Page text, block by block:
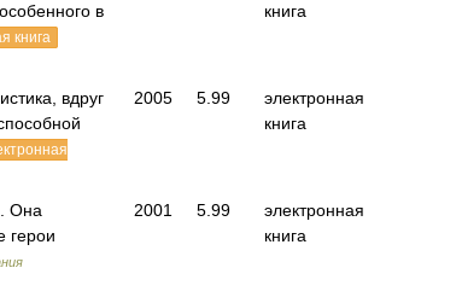
в
книга
книга
вдруг
2005 5.99
электронная
книга
Она
герои
2001 5.99
электронная
книга